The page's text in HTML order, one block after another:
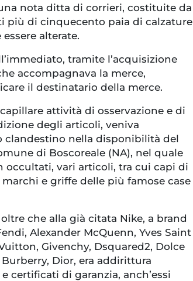
nota ditta di corrieri, costituite da
più di cinquecento paia di calzature
alterate.
tramite l’acquisizione
accompagnava la merce,
il destinatario della merce.
attività di osservazione e di
degli articoli, veniva
nella disponibilità del
di Boscoreale (NA), nel quale
occultati, vari articoli, tra cui capi di
e griffe delle più famose case
che alla già citata Nike, a brand
Alexander McQuenn, Yves Saint
Givenchy, Dsquared2, Dolce
Dior, era addirittura
certificati di garanzia, anch’essi